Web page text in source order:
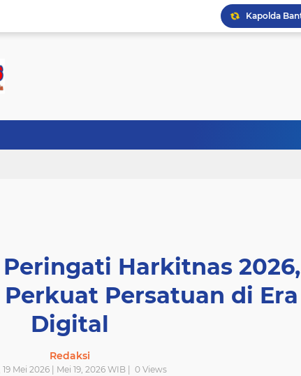
Harkitnas 2026,
Persatuan di Era
Digital
Redaksi
19 Mei 2026 | Mei 19, 2026 WIB | 0 Views